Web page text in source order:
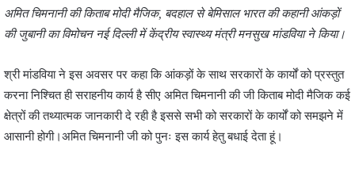
अमित चिमनानी की किताब मोदी मैजिक, बदहाल से बेमिसाल भारत की कहानी आंकड़ों
की जुबानी का विमोचन नई दिल्ली में केंद्रीय स्वास्थ्य मंत्री मनसुख मांडविया ने किया।
श्री मांडविया ने इस अवसर पर कहा कि आंकड़ों के साथ सरकारों के कार्यों को प्रस्तुत
करना निश्चित ही सराहनीय कार्य है सीए अमित चिमनानी की जी किताब मोदी मैजिक कई
क्षेत्रों की तथ्यात्मक जानकारी दे रही है इससे सभी को सरकारों के कार्यों को समझने में
आसानी होगी।अमित चिमनानी जी को पुनः इस कार्य हेतु बधाई देता हूं।